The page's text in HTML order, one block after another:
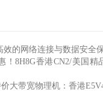
效的网络连接与数据安全
！8H8G香港CN2/美国精
大带宽物理机：香港